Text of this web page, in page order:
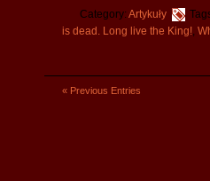
Category: Artykuły
is dead. Long live the King!,
« Previous Entries